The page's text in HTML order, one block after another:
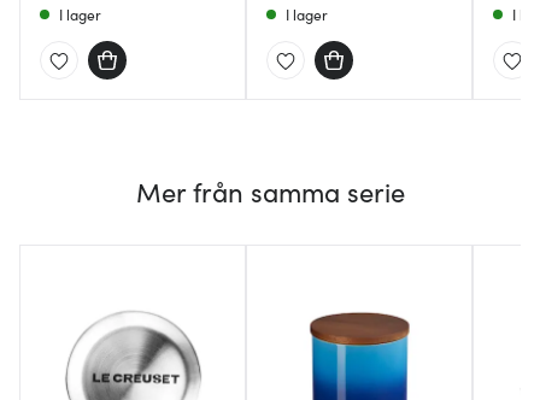
I lager I lager I
Mer från samma serie